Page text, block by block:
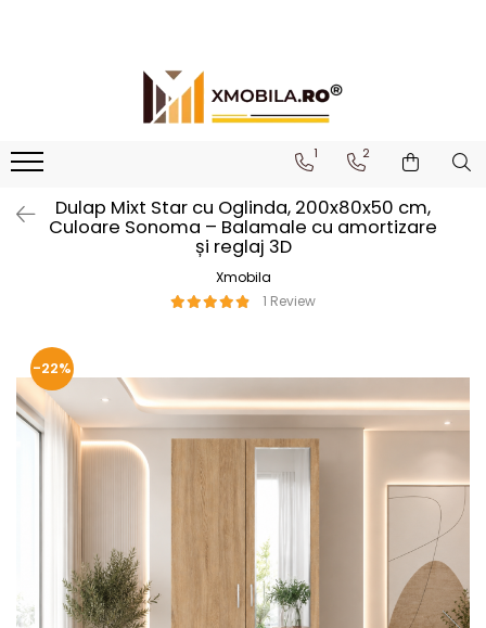
Bucătării Complete
Corpuri superioare bucătărie
Corpuri inferioare bucătărie
Mobilier institutional
Dulapuri 2 uși
Birouri
1 2
Dulap Mixt Star cu Oglinda, 200x80x50 cm,
Culoare Sonoma – Balamale cu amortizare
și reglaj 3D
Xmobila
1 Review
-22%